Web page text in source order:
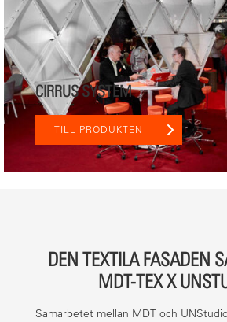
CIRRUS SYSTEM
TILL PRODUKTEN
DEN TEXTILA FASADEN
MDT-TEX X
Samarbetet mellan MDT och